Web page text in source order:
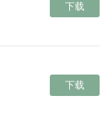
下载
下载